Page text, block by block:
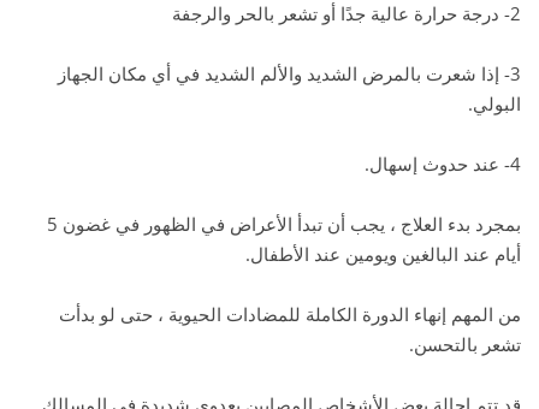
2- درجة حرارة عالية جدًا أو تشعر بالحر والرجفة
3- إذا شعرت بالمرض الشديد والألم الشديد في أي مكان الجهاز
البولي.
4- عند حدوث إسهال.
بمجرد بدء العلاج ، يجب أن تبدأ الأعراض في الظهور في غضون 5
أيام عند البالغين ويومين عند الأطفال.
من المهم إنهاء الدورة الكاملة للمضادات الحيوية ، حتى لو بدأت
تشعر بالتحسن.